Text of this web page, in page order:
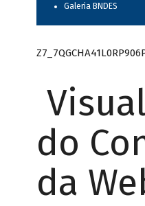
Galeria BNDES
do
da